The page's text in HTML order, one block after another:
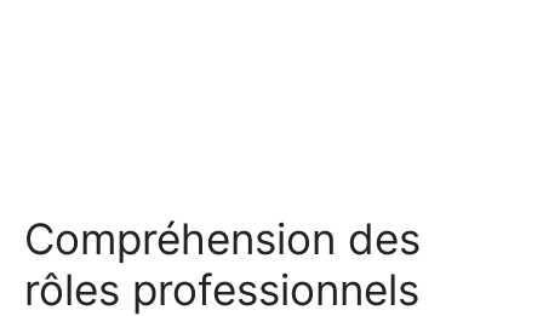
Compréhension des
rôles professionnels